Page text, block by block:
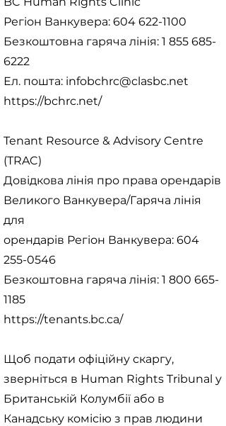
Регіон Ванкувера: 604 622-1100
Безкоштовна гаряча лінія: 1 855 685-
6222
Ел. пошта: infobchrc@clasbc.net
https://bchrc.net/
Tenant Resource & Advisory Centre
(TRAC)
Довідкова лінія про права орендарів
Великого Ванкувера/Гаряча лінія
для
орендарів Регіон Ванкувера: 604
255-0546
Безкоштовна гаряча лінія: 1 800 665-
1185
https://tenants.bc.ca/
Щоб подати офіційну скаргу,
зверніться в Human Rights Tribunal у
Британській Колумбії або в
Канадську комісію з прав людини